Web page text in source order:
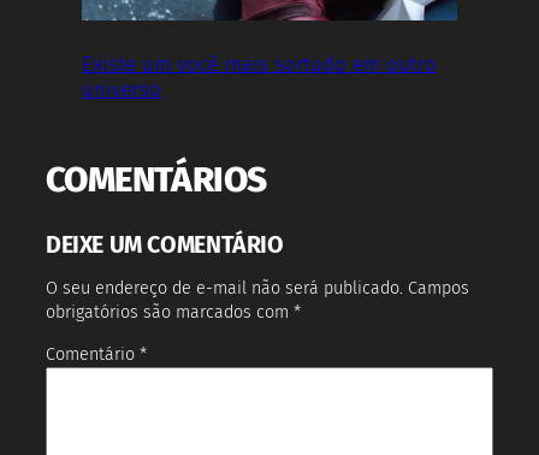
Existe um você mais sortudo em outro
universo
COMENTÁRIOS
DEIXE UM COMENTÁRIO
O seu endereço de e-mail não será publicado. Campos
obrigatórios são marcados com *
Comentário *